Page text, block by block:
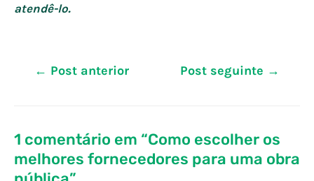
atendê-lo.
Navegação
← Post anterior Post seguinte →
1 comentário em “Como escolher os
melhores fornecedores para uma obra